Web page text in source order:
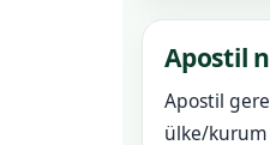
Apostil
Apostil
ülke/kurum